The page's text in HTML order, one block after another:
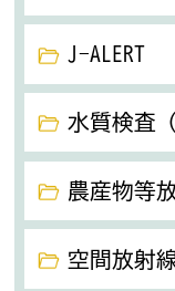
J-ALERT
水質検査
農産物等
空間放射